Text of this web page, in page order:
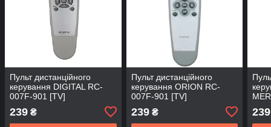
Пульт дистанційного
керування DIGITAL RC-
007F-901 [TV]
239 ₴
Пульт дистанційного
керування ORION RC-
007F-901 [TV]
239₴ 239